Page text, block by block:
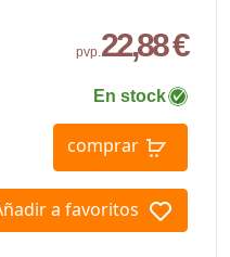
pvp.22,88 €
En stock
comprar
a favoritos